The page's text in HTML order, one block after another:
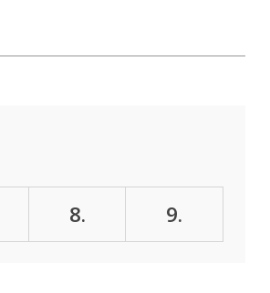
8. 9.